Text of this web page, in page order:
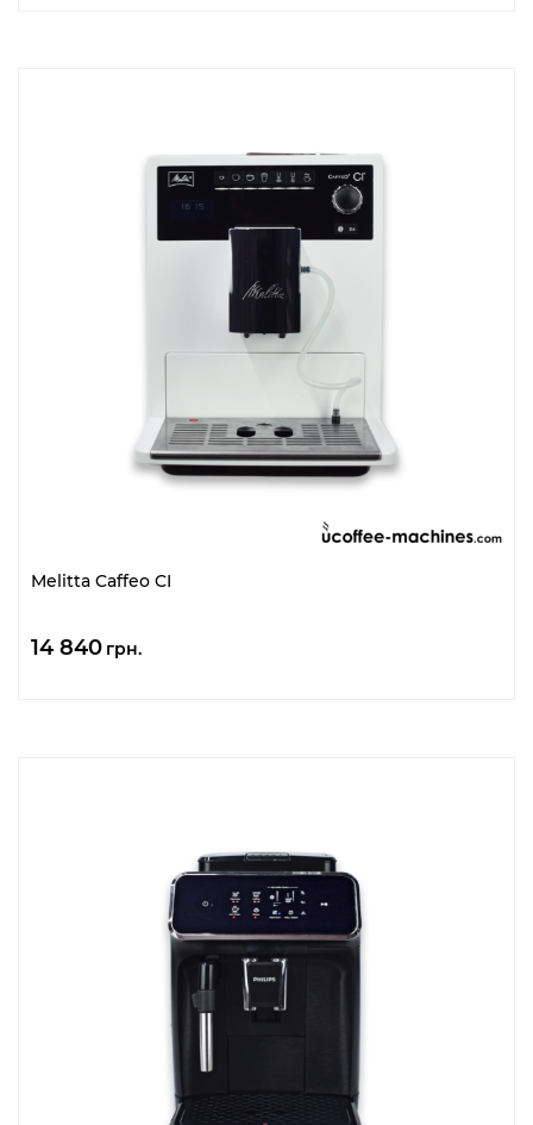
Melitta Caffeo CI
14 840 грн.